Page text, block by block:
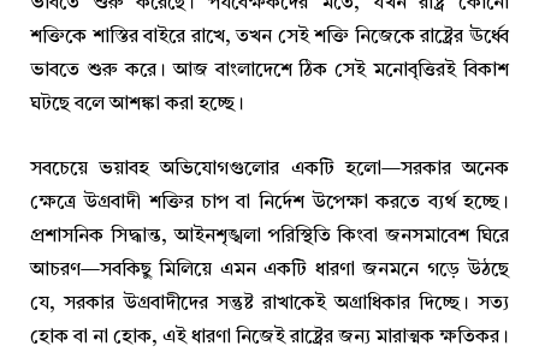
ভাবতে শুরু করেছে। পর্যবেক্ষকদের মতে, যখন রাষ্ট্র কোনো
শক্তিকে শাস্তির বাইরে রাখে, তখন সেই শক্তি নিজেকে রাষ্ট্রের ঊর্ধ্বে
ভাবতে শুরু করে। আজ বাংলাদেশে ঠিক সেই মনোবৃত্তিরই বিকাশ
ঘটছে বলে আশঙ্কা করা হচ্ছে।
সবচেয়ে ভয়াবহ অভিযোগগুলোর একটি হলো—সরকার অনেক
ক্ষেত্রে উগ্রবাদী শক্তির চাপ বা নির্দেশ উপেক্ষা করতে ব্যর্থ হচ্ছে।
প্রশাসনিক সিদ্ধান্ত, আইনশৃঙ্খলা পরিস্থিতি কিংবা জনসমাবেশ ঘিরে
আচরণ—সবকিছু মিলিয়ে এমন একটি ধারণা জনমনে গড়ে উঠছে
যে, সরকার উগ্রবাদীদের সন্তুষ্ট রাখাকেই অগ্রাধিকার দিচ্ছে। সত্য
হোক বা না হোক, এই ধারণা নিজেই রাষ্ট্রের জন্য মারাত্মক ক্ষতিকর।